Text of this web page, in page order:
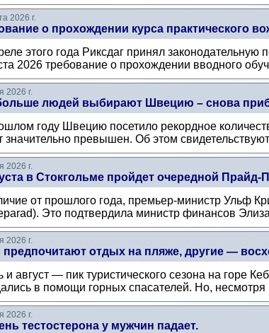
2026 г.
о прохождении курса практического
этого года Риксдаг принял
2026 требование о прохождении вводного
2026 г.
людей выбирают Швецию – снова
году Швецию посетило рекордное
значительно превышен. Об этом
2026 г.
в Стокгольме пройдет очередной Прайд-
от прошлого года, премьер-министр Ульф
Это подтвердила министр финансов
2026 г.
отдых на пляже, другие —
и август — пик туристического сезона на горе
в помощи горных спасателей. Но,
2026 г.
тестостерона у мужчин падает.